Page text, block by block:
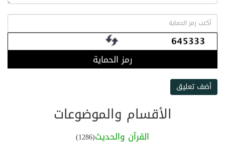
رمز الحماية
أضف تعليق
الأقسام والموضوعات
القرآن والحديث(1286)